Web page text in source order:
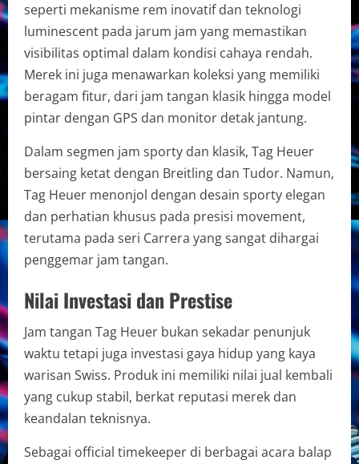
seperti mekanisme rem inovatif dan teknologi
luminescent pada jarum jam yang memastikan
visibilitas optimal dalam kondisi cahaya rendah.
Merek ini juga menawarkan koleksi yang memiliki
beragam fitur, dari jam tangan klasik hingga model
pintar dengan GPS dan monitor detak jantung.
Dalam segmen jam sporty dan klasik, Tag Heuer
bersaing ketat dengan Breitling dan Tudor. Namun,
Tag Heuer menonjol dengan desain sporty elegan
dan perhatian khusus pada presisi movement,
terutama pada seri Carrera yang sangat dihargai
penggemar jam tangan.
Nilai Investasi dan Prestise
Jam tangan Tag Heuer bukan sekadar penunjuk
waktu tetapi juga investasi gaya hidup yang kaya
warisan Swiss. Produk ini memiliki nilai jual kembali
yang cukup stabil, berkat reputasi merek dan
keandalan teknisnya.
Sebagai official timekeeper di berbagai acara balap